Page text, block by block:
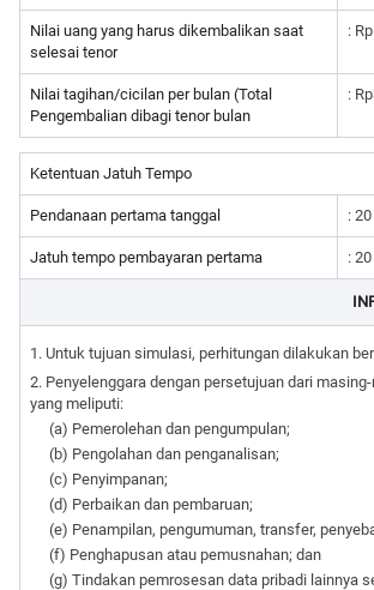
Nilai uang yang harus dikembalikan saat
selesai tenor
:
Nilai tagihan/cicilan per bulan (Total
Pengembalian dibagi tenor bulan
:
Ketentuan Jatuh Tempo
Pendanaan pertama tanggal :
Jatuh tempo pembayaran pertama :
1. Untuk tujuan simulasi, perhitungan dilakukan
2. Penyelenggara dengan persetujuan dari
yang meliputi:
(a) Pemerolehan dan pengumpulan;
(b) Pengolahan dan penganalisan;
(c) Penyimpanan;
(d) Perbaikan dan pembaruan;
(e) Penampilan, pengumuman, transfer,
(f) Penghapusan atau pemusnahan; dan
(g) Tindakan pemrosesan data pribadi lainnya